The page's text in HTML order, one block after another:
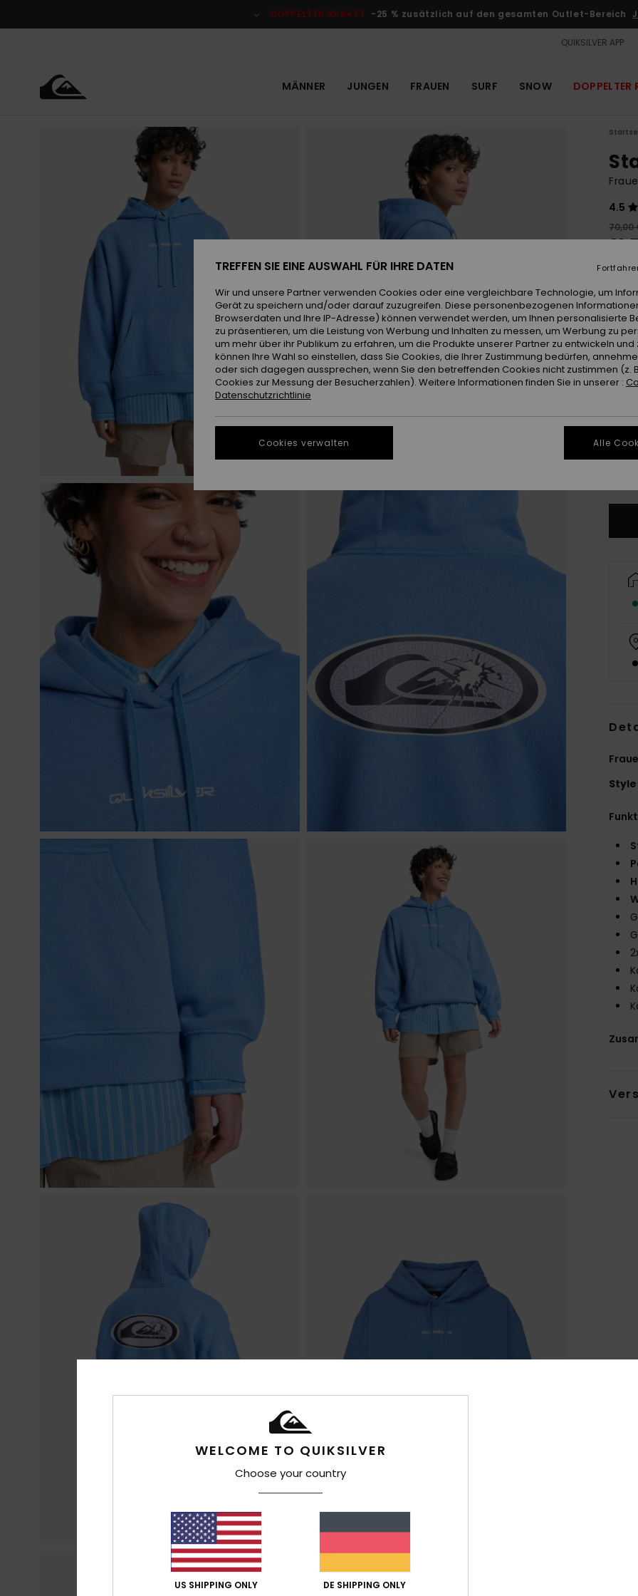
DOPPELTER RABATT -25 % zusätzlich auf den gesamten Outlet-Bereich
QUIKSILVER APP
MÄNNER JUNGEN FRAUEN SURF SNOW DOPPELTER
4.5
70,00
Farbe
XS
Style
WELCOME TO QUIKSILVER
Choose your country
US SHIPPING ONLY DE SHIPPING ONLY
TREFFEN SIE EINE AUSWAHL FÜR IHRE DATEN
Wir und unsere Partner verwenden Cookies oder eine vergleichbare Technologie, um
Gerät zu speichern und/oder darauf zuzugreifen. Diese personenbezogenen
Browserdaten und Ihre IP-Adresse) können verwendet werden, um Ihnen personalisierte
zu präsentieren, um die Leistung von Werbung und Inhalten zu messen, um Werbung zu
um mehr über ihr Publikum zu erfahren, um die Produkte unserer Partner zu entwickeln und
können Ihre Wahl so einstellen, dass Sie Cookies, die Ihrer Zustimmung bedürfen,
oder sich dagegen aussprechen, wenn Sie den betreffenden Cookies nicht zustimmen (z.
Cookies zur Messung der Besucherzahlen). Weitere Informationen finden Sie in unserer :
Datenschutzrichtlinie
Cookies verwalten Alle